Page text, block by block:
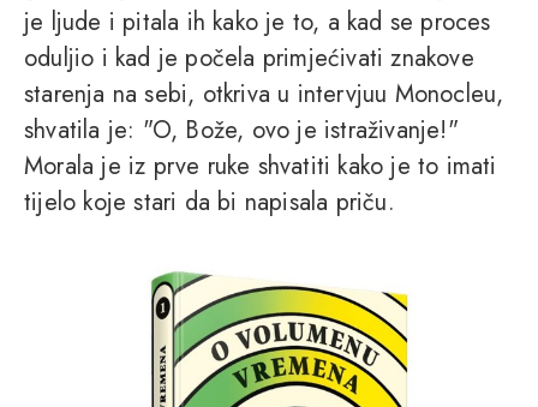
je ljude i pitala ih kako je to, a kad se proces
oduljio i kad je počela primjećivati znakove
starenja na sebi, otkriva u intervjuu Monocleu,
shvatila je: "O, Bože, ovo je istraživanje!"
Morala je iz prve ruke shvatiti kako je to imati
tijelo koje stari da bi napisala priču.